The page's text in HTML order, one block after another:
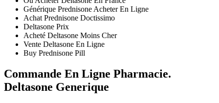
Générique Prednisone Acheter En Ligne
Achat Prednisone Doctissimo
Deltasone Prix
Acheté Deltasone Moins Cher
Vente Deltasone En Ligne
Buy Prednisone Pill
Commande En Ligne Pharmacie.
Deltasone Generique